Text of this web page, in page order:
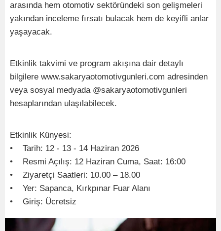
arasında hem otomotiv sektöründeki son gelişmeleri
yakından inceleme fırsatı bulacak hem de keyifli anlar
yaşayacak.
Etkinlik takvimi ve program akışına dair detaylı
bilgilere www.sakaryaotomotivgunleri.com adresinden
veya sosyal medyada @sakaryaotomotivgunleri
hesaplarından ulaşılabilecek.
Etkinlik Künyesi:
• Tarih: 12 - 13 - 14 Haziran 2026
• Resmi Açılış: 12 Haziran Cuma, Saat: 16:00
• Ziyaretçi Saatleri: 10.00 – 18.00
• Yer: Sapanca, Kırkpınar Fuar Alanı
• Giriş: Ücretsiz